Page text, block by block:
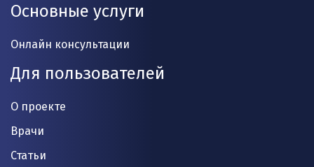
Основные услуги
Онлайн консультации
Для пользователей
О проекте
Врачи
Статьи